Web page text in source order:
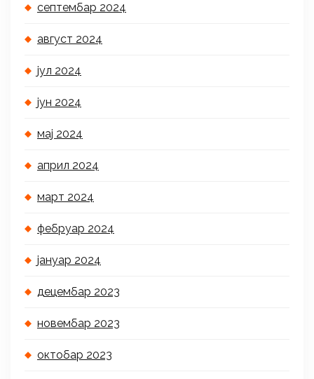
септембар 2024
август 2024
јул 2024
јун 2024
мај 2024
април 2024
март 2024
фебруар 2024
јануар 2024
децембар 2023
новембар 2023
октобар 2023